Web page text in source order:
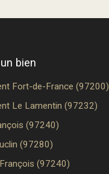
bien
Fort-de-France (97200)
Le Lamentin (97232)
(97240)
(97280)
(97240)